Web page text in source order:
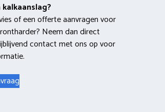
of een offerte aanvragen voor
Neem dan direct
contact met ons op voor